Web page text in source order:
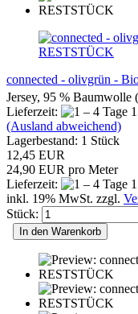
connected - olivgrün -
Jersey, 95 % Baumwolle
Lieferzeit:
(Ausland abweichend)
Lagerbestand: 1 Stück
12,45 EUR
24,90 EUR pro Meter
Lieferzeit:
inkl. 19% MwSt. zzgl.
Stück:
In den Warenkorb